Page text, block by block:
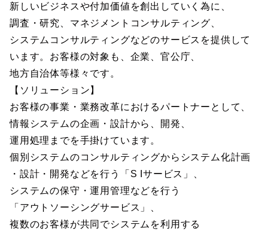
新しいビジネスや付加価値を創出していく為に、
調査・研究、マネジメントコンサルティング、
システムコンサルティングなどのサービスを提供して
います。お客様の対象も、企業、官公庁、
地方自治体等様々です。
【ソリューション】
お客様の事業・業務改革におけるパートナーとして、
情報システムの企画・設計から、開発、
運用処理までを手掛けています。
個別システムのコンサルティングからシステム化計画
・設計・開発などを行う「S Iサービス」、
システムの保守・運用管理などを行う
「アウトソーシングサービス」、
複数のお客様が共同でシステムを利用する